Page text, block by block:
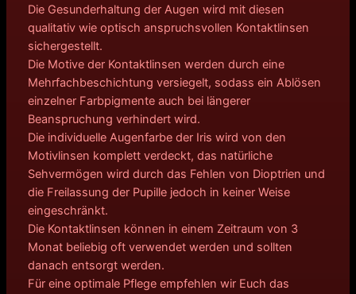
Die Gesunderhaltung der Augen wird mit diesen
qualitativ wie optisch anspruchsvollen Kontaktlinsen
sichergestellt.
Die Motive der Kontaktlinsen werden durch eine
Mehrfachbeschichtung versiegelt, sodass ein Ablösen
einzelner Farbpigmente auch bei längerer
Beanspruchung verhindert wird.
Die individuelle Augenfarbe der Iris wird von den
Motivlinsen komplett verdeckt, das natürliche
Sehvermögen wird durch das Fehlen von Dioptrien und
die Freilassung der Pupille jedoch in keiner Weise
eingeschränkt.
Die Kontaktlinsen können in einem Zeitraum von 3
Monat beliebig oft verwendet werden und sollten
danach entsorgt werden.
Für eine optimale Pflege empfehlen wir Euch das